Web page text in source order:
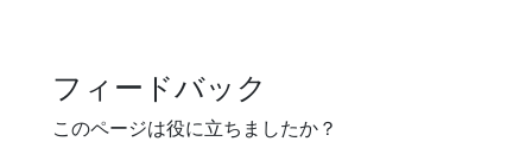
フィードバック
このページは役に立ちましたか？